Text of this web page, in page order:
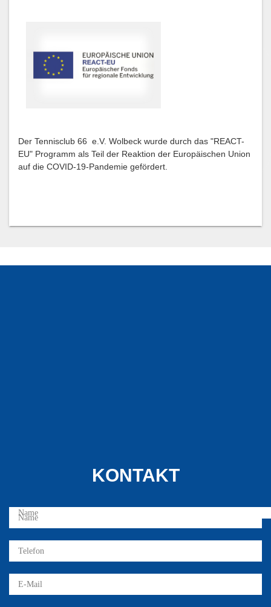
Der Tennisclub 66 e.V. Wolbeck wurde durch das "REACT-
EU" Programm als Teil der Reaktion der Europäischen Union
auf die COVID-19-Pandemie gefördert.
KONTAKT